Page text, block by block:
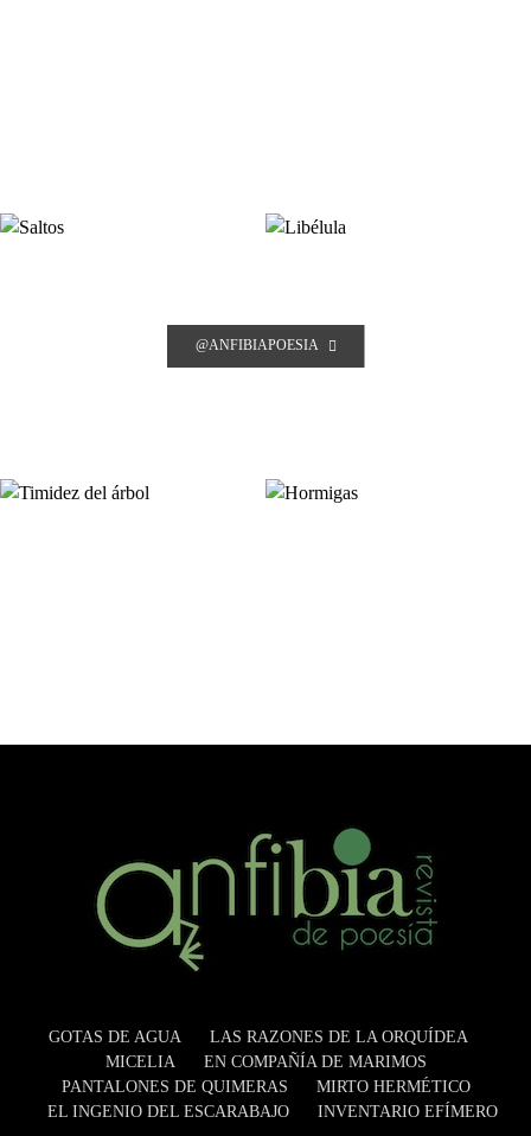
@ANFIBIAPOESIA
GOTAS DE AGUA
LAS RAZONES DE LA ORQUÍDEA
MICELIA
EN COMPAÑÍA DE MARIMOS
PANTALONES DE QUIMERAS
MIRTO HERMÉTICO
EL INGENIO DEL ESCARABAJO
INVENTARIO EFÍMERO